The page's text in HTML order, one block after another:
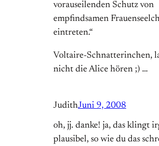
vorauseilenden Schutz von
empfindsamen
eintreten.“
Voltaire-Schnatterinchen,
nicht die Alice hören ;) …
JudithJuni 9, 2008
oh, jj. danke! ja, das klingt
plausibel, so wie du das